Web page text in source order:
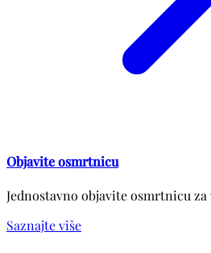
Objavite osmrtnicu
Jednostavno objavite osmrtnicu za
Saznajte više